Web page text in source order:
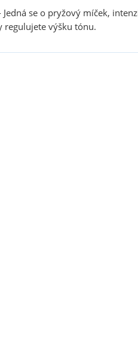
Jedná se o pryžový míček,
regulujete výšku tónu.